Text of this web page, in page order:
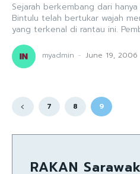
Sejarah berkembang dari
Bintulu telah bertukar wajah
yang terkenal di rantau ini.
myadmin - June 19, 2006
7 8 9
RAKAN